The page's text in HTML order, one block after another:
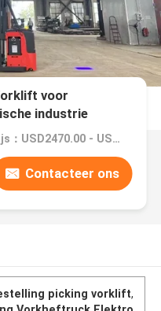
voor
industrie
Prijs：USD2470.00 - USD4700.00
Contacteer ons
picking vorklift,